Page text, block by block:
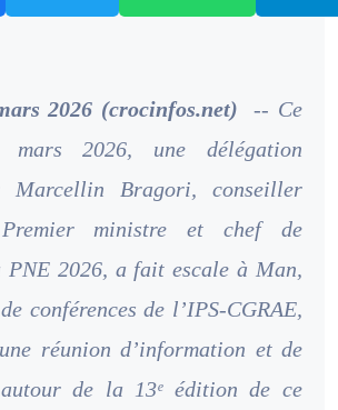
2026 (crocinfos.net)
-- Ce
mars 2026, une délégation
Marcellin Bragori, conseiller
ministre et chef de
PNE 2026, a fait escale à Man,
conférences de l’IPS-CGRAE,
réunion d’information et de
de la 13ᵉ édition de ce